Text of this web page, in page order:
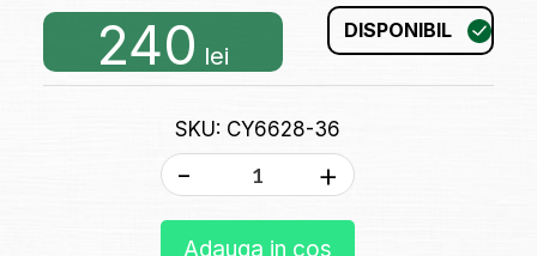
240 lei
DISPONIBIL
SKU: CY6628-36
- +
Adauga in cos